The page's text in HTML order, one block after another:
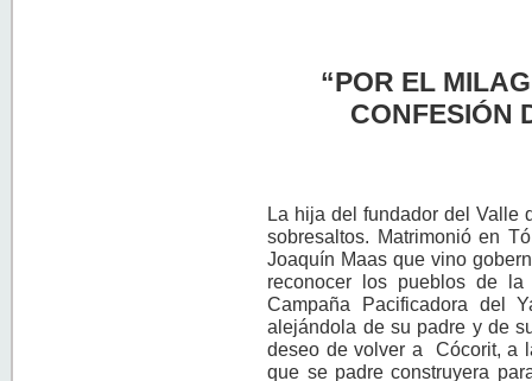
“POR EL
CONFESIÓN
La hija del fundador del Valle
sobresaltos. Matrimonió en
Joaquín Maas que vino
reconocer los pueblos de
Campaña Pacificadora del
alejándola de su padre y de
deseo de volver a Cócorit, a
que se padre construyera